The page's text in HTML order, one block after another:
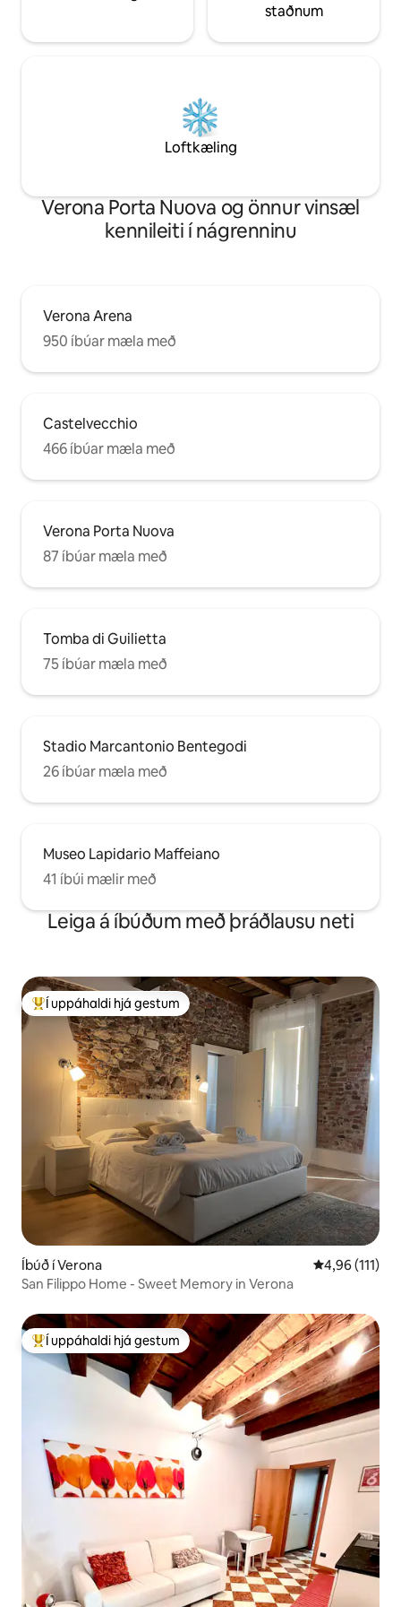
staðnum
Loftkæling
Verona Porta Nuova og önnur vinsæl
kennileiti í nágrenninu
Verona Arena
950 íbúar mæla með
Castelvecchio
466 íbúar mæla með
Verona Porta Nuova
87 íbúar mæla með
Tomba di Guilietta
75 íbúar mæla með
Stadio Marcantonio Bentegodi
26 íbúar mæla með
Museo Lapidario Maffeiano
41 íbúi mælir með
Leiga á íbúðum með þráðlausu neti
Í mestu uppáhaldi hjá gestum
Í uppáhaldi hjá gestum
Íbúð í Verona 4,96 af 5 í
4,96 (111)
San Filippo Home - Sweet Memory in Verona
Í mestu uppáhaldi hjá gestum
Í uppáhaldi hjá gestum